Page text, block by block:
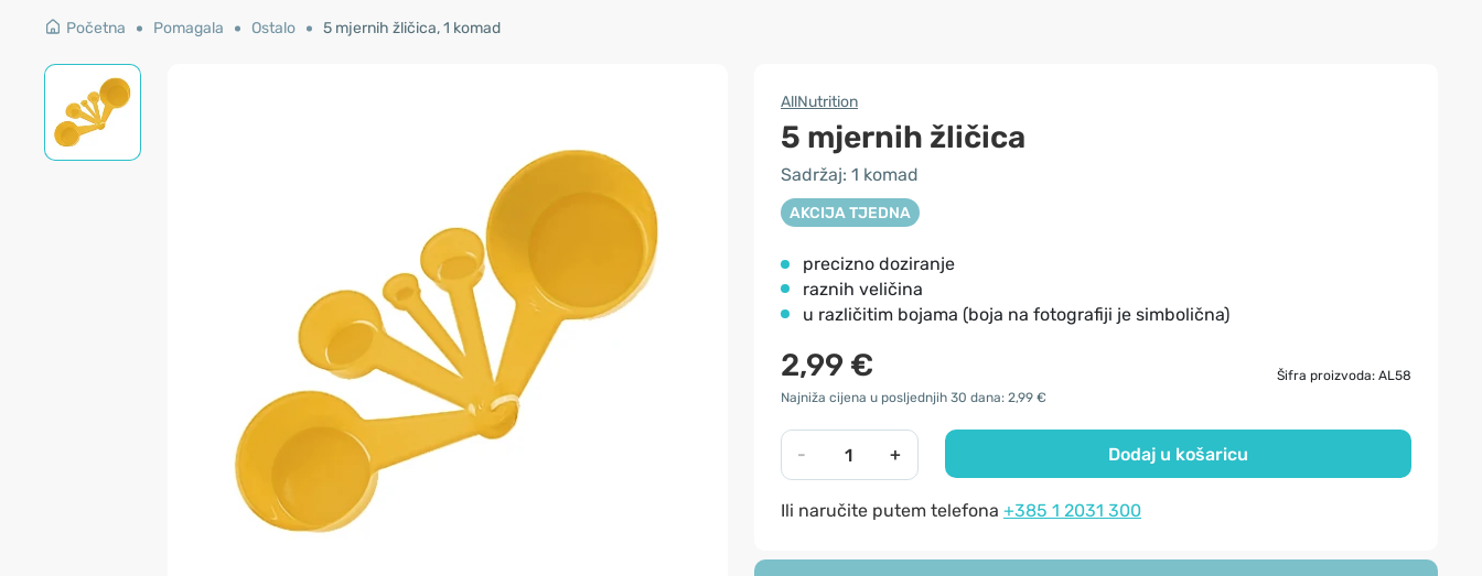
Početna Pomagala Ostalo 5 mjernih žličica, 1 komad
AllNutrition
5 mjernih žličica
Sadržaj: 1 komad
AKCIJA TJEDNA
precizno doziranje
raznih veličina
u različitim bojama (boja na fotografiji je simbolična)
2,99 €
Šifra proizvoda: AL58
Najniža cijena u posljednjih 30 dana: 2,99 €
- + Dodaj u košaricu
Ili naručite putem telefona +385 1 2031 300